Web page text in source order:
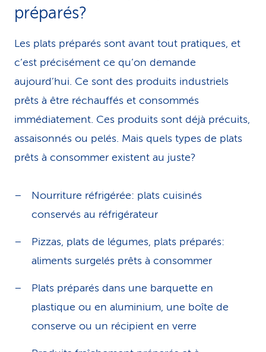
préparés?
Les plats préparés sont avant tout pratiques, et
c’est précisément ce qu’on demande
aujourd’hui. Ce sont des produits industriels
prêts à être réchauffés et consommés
immédiatement. Ces produits sont déjà précuits,
assaisonnés ou pelés. Mais quels types de plats
prêts à consommer existent au juste?
Nourriture réfrigérée: plats cuisinés
conservés au réfrigérateur
Pizzas, plats de légumes, plats préparés:
aliments surgelés prêts à consommer
Plats préparés dans une barquette en
plastique ou en aluminium, une boîte de
conserve ou un récipient en verre